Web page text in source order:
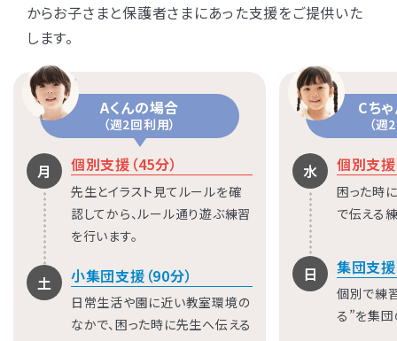
からお子さまと保護者さまにあった支援をご提供いた
します。
Aくんの場合
（週2回利用）
月 個別支援（45分）
先生とイラスト見てルールを確
認してから、ルール通り遊ぶ練習
を行います。
土 小集団支援（90分）
日常生活や園に近い教室環境の
なかで、困った時に先生へ伝える
Cち
（週
水 個別支援
困った時
で伝える
日 集団支援
個別で練
る”を集団